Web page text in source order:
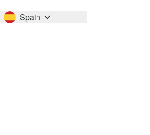
Spain